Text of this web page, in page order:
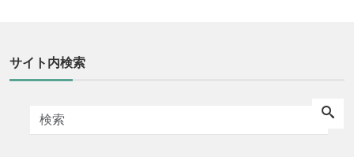
サイト内検索